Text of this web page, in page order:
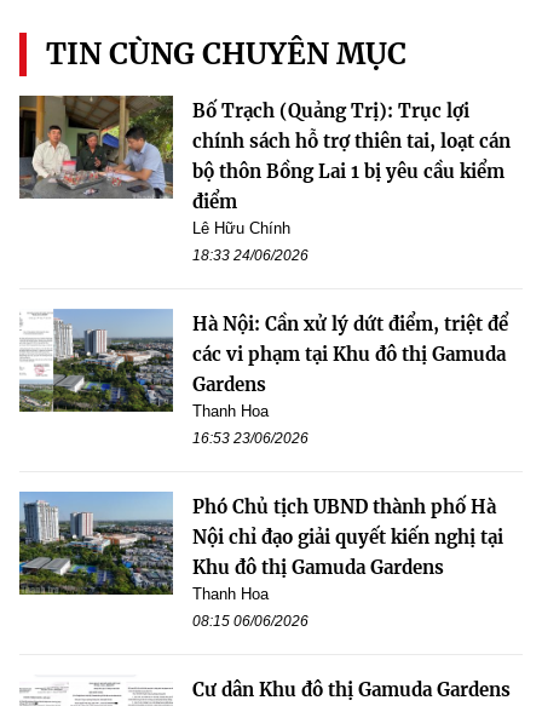
TIN CÙNG CHUYÊN MỤC
Bố Trạch (Quảng Trị): Trục lợi
chính sách hỗ trợ thiên tai, loạt cán
bộ thôn Bồng Lai 1 bị yêu cầu kiểm
điểm
Lê Hữu Chính
18:33 24/06/2026
Hà Nội: Cần xử lý dứt điểm, triệt để
các vi phạm tại Khu đô thị Gamuda
Gardens
Thanh Hoa
16:53 23/06/2026
Phó Chủ tịch UBND thành phố Hà
Nội chỉ đạo giải quyết kiến nghị tại
Khu đô thị Gamuda Gardens
Thanh Hoa
08:15 06/06/2026
Cư dân Khu đô thị Gamuda Gardens